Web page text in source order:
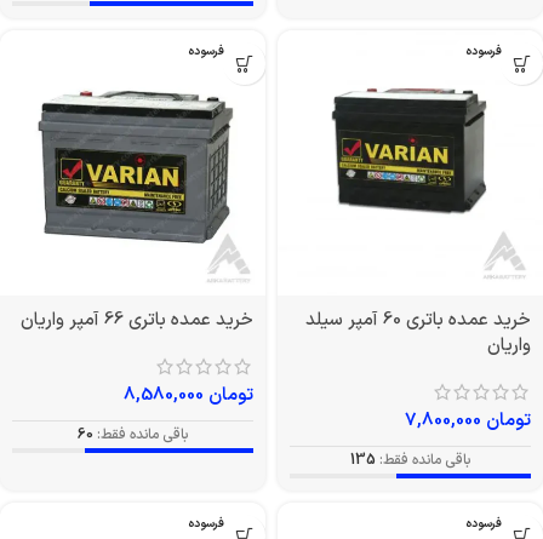
بدون فرسوده
خرید عمده باتری 60 آمپر سیلد
واریان
تومان
باقی مانده فقط: 135
بدون فرسوده
خرید عمده باتری 66 آمپر واریان
تومان
باقی مانده فقط: 60
بدون فرسوده بدون فرسوده